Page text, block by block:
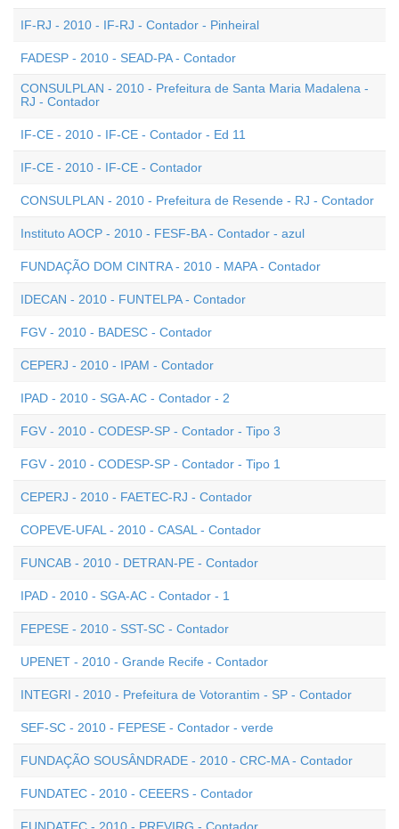
IF-RJ - 2010 - IF-RJ - Contador - Pinheiral
FADESP - 2010 - SEAD-PA - Contador
CONSULPLAN - 2010 - Prefeitura de Santa Maria Madalena -
RJ - Contador
IF-CE - 2010 - IF-CE - Contador - Ed 11
IF-CE - 2010 - IF-CE - Contador
CONSULPLAN - 2010 - Prefeitura de Resende - RJ - Contador
Instituto AOCP - 2010 - FESF-BA - Contador - azul
FUNDAÇÃO DOM CINTRA - 2010 - MAPA - Contador
IDECAN - 2010 - FUNTELPA - Contador
FGV - 2010 - BADESC - Contador
CEPERJ - 2010 - IPAM - Contador
IPAD - 2010 - SGA-AC - Contador - 2
FGV - 2010 - CODESP-SP - Contador - Tipo 3
FGV - 2010 - CODESP-SP - Contador - Tipo 1
CEPERJ - 2010 - FAETEC-RJ - Contador
COPEVE-UFAL - 2010 - CASAL - Contador
FUNCAB - 2010 - DETRAN-PE - Contador
IPAD - 2010 - SGA-AC - Contador - 1
FEPESE - 2010 - SST-SC - Contador
UPENET - 2010 - Grande Recife - Contador
INTEGRI - 2010 - Prefeitura de Votorantim - SP - Contador
SEF-SC - 2010 - FEPESE - Contador - verde
FUNDAÇÃO SOUSÂNDRADE - 2010 - CRC-MA - Contador
FUNDATEC - 2010 - CEEERS - Contador